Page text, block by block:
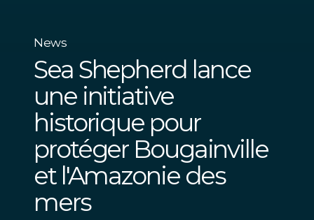
News
Sea Shepherd lance
une initiative
historique pour
protéger Bougainville
et l'Amazonie des
mers